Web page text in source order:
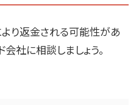
り返金される可能性があ
社に相談しましょう。